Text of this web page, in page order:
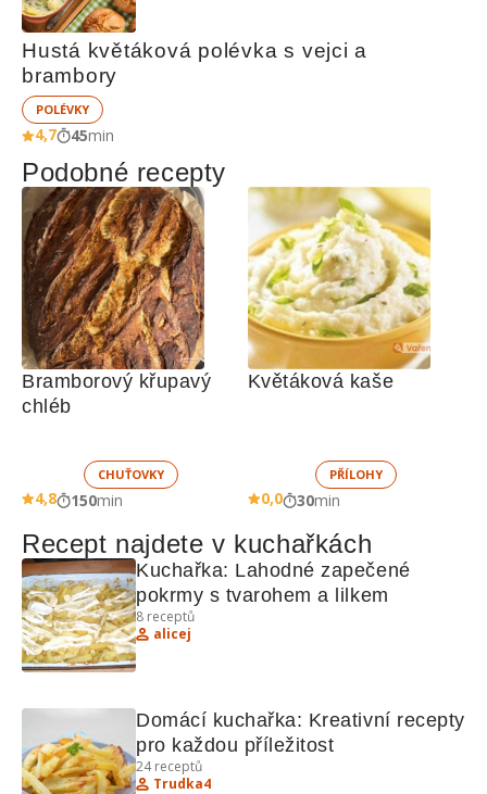
Hustá květáková polévka s vejci a
brambory
POLÉVKY
4,7 45min
Podobné recepty
Bramborový křupavý
chléb
CHUŤOVKY
4,8 150min
Květáková kaše
PŘÍLOHY
0,0 30min
Recept najdete v kuchařkách
Kuchařka: Lahodné zapečené
pokrmy s tvarohem a lilkem
8 receptů
alicej
Domácí kuchařka: Kreativní recepty
pro každou příležitost
24receptů
Trudka4